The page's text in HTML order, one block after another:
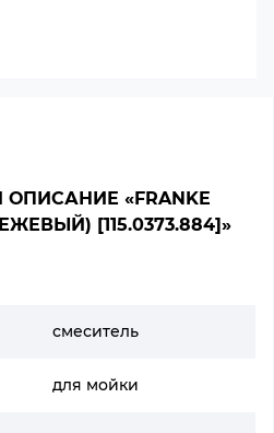
«FRANKE
[115.0373.884]»
смеситель
для мойки